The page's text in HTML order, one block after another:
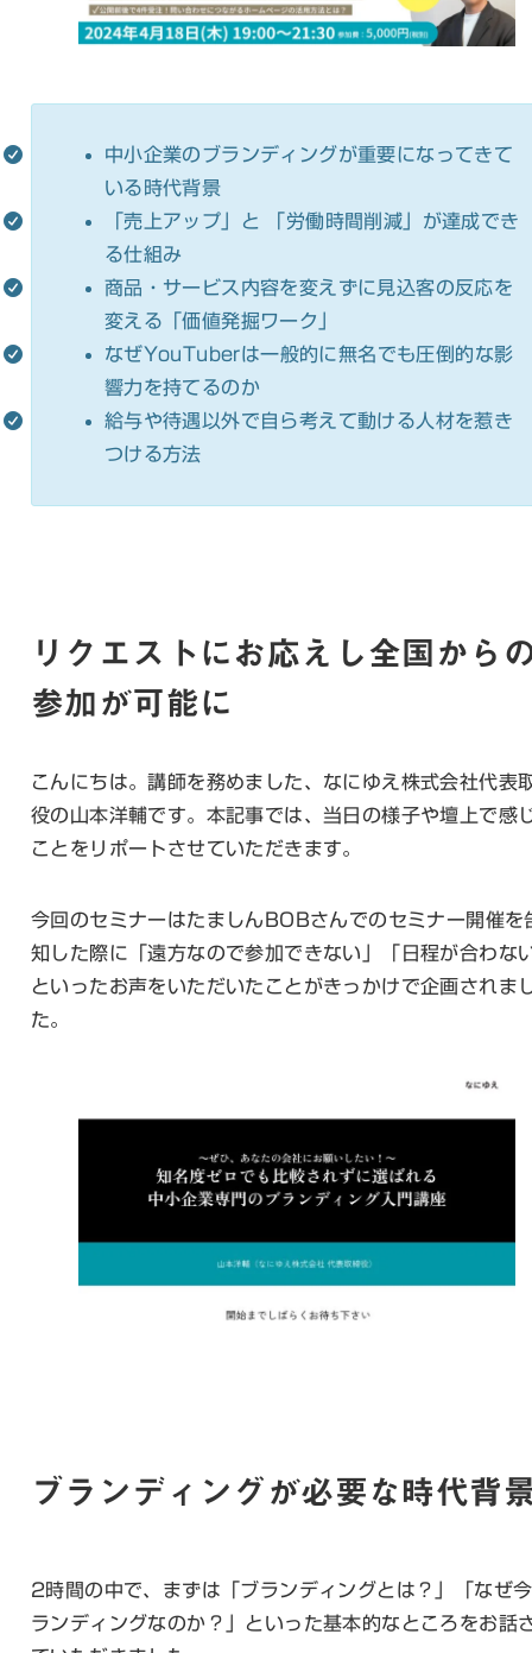
中小企業のブランディングが重要になってきて
いる時代背景
「売上アップ」と 「労働時間削減」が達成でき
る仕組み
商品・サービス内容を変えずに見込客の反応を
変える「価値発掘ワーク」
なぜYouTuberは一般的に無名でも圧倒的な影
響力を持てるのか
給与や待遇以外で自ら考えて動ける人材を惹き
つける方法
リクエストにお応えし全国から
参加が可能に
こんにちは。講師を務めました、なにゆえ株式会社代表
役の山本洋輔です。本記事では、当日の様子や壇上で感
ことをリポートさせていただきます。
今回のセミナーはたましんBOBさんでのセミナー開催を
知した際に「遠方なので参加できない」「日程が合わな
といったお声をいただいたことがきっかけで企画されま
た。
ブランディングが必要な時代背
2時間の中で、まずは「ブランディングとは？」「なぜ
ランディングなのか？」といった基本的なところをお話